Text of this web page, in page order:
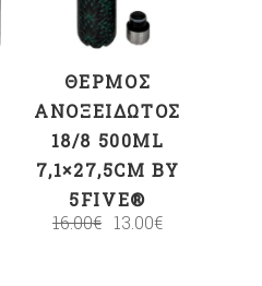
ΘΕΡΜΌΣ
ΑΝΟΞΕΊΔΩΤΟΣ
18/8 500ML
7,1×27,5CM BY
5FIVE®
16.00€ 13.00€